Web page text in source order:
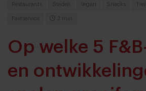
Restaurants Steden Vegan Snacks
Fastservice 3 min
Op welke 5
en